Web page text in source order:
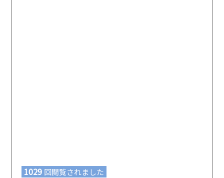
1029 回閲覧されました